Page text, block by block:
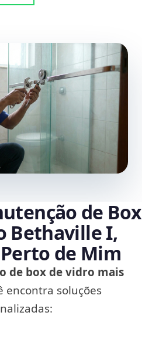
de Box
Bethaville I,
de Mim
de box de vidro mais
encontra soluções